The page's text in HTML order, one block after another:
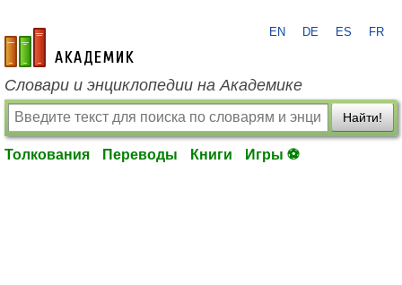
academic.ru
EN DE ES FR
Словари и энциклопедии на Академике
Найти!
Толкования Переводы Книги Игры ⚽